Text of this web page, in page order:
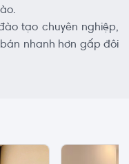
tạo chuyên nghiệp,
nhanh hơn gấp đôi